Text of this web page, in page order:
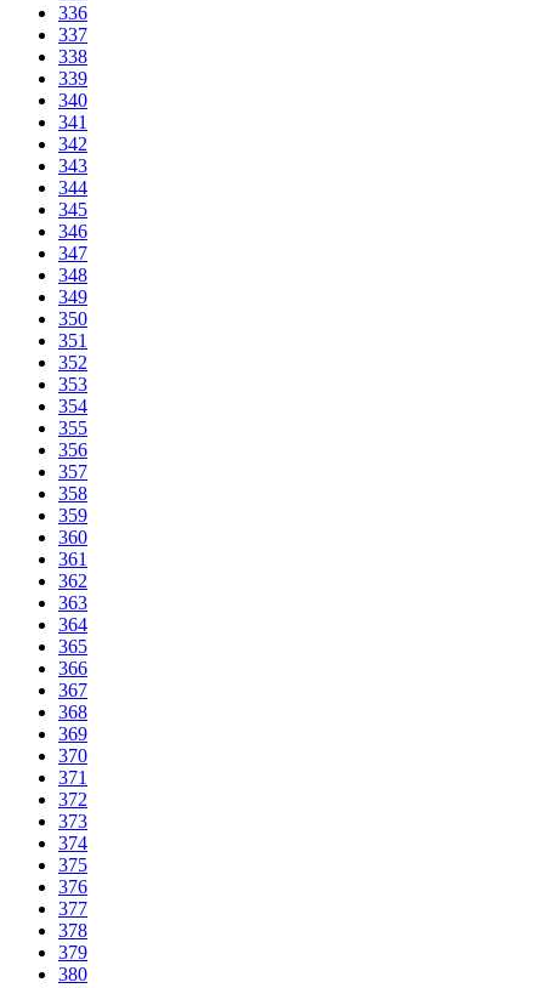
336
337
338
339
340
341
342
343
344
345
346
347
348
349
350
351
352
353
354
355
356
357
358
359
360
361
362
363
364
365
366
367
368
369
370
371
372
373
374
375
376
377
378
379
380